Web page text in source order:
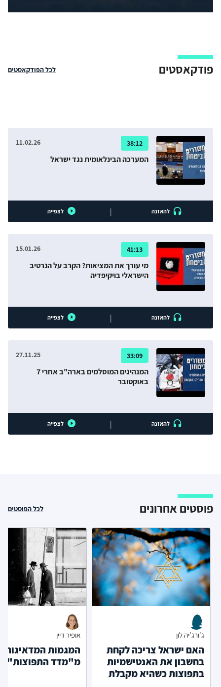
פודקאסטים לכל הפודקאסטים
38:12
11.02.26
המערכה הבינלאומית נגד ישראל
להאזנה | לצפייה
41:13
15.01.26
מי עורך את המציאות? הקרב על הנרטיב
הישראלי בויקיפדיה
להאזנה | לצפייה
33:09
27.11.25
המנהיגים המוסלמים בארה"ב אחרי 7
באוקטובר
להאזנה | לצפייה
פוסטים אחרונים לכל הפוסטים
ג'ורג'יה לון
האם ישראל צריכה לקחת
בחשבון את האנטישמיות
בתפוצות כשהיא מקבלת
אופיר דיין
המגמות המדאיגות
מ"מדד התפוצות"